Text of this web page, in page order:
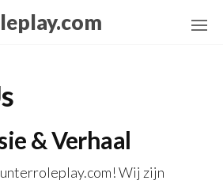
& Verhaal
Wij zijn